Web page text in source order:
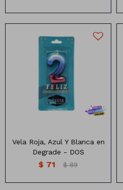
Vela Roja, Azul Y Blanca en
Degrade - DOS
$ 71 $ 89
Plantas y flores
Fanal
Veladoras
Guías